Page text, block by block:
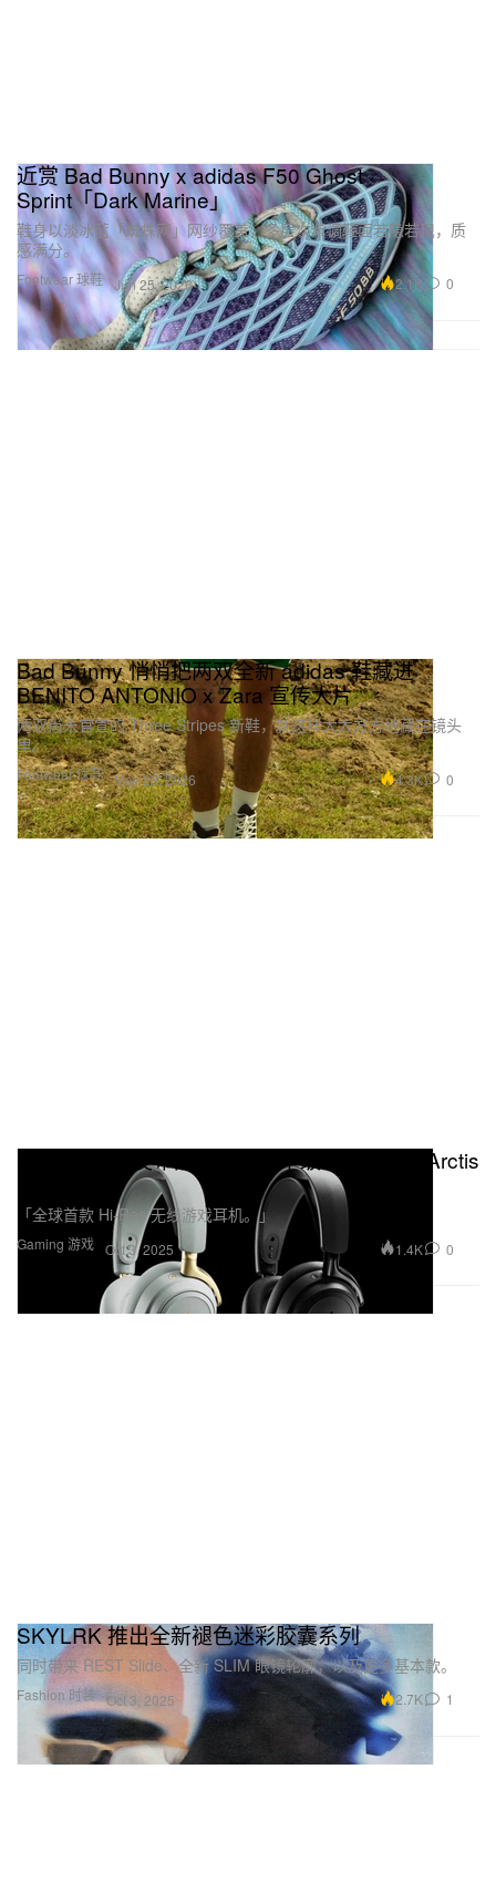
Footwear 球鞋
近赏 Bad Bunny x adidas F50 Ghost
Sprint「Dark Marine」
鞋身以淡冰蓝「蜘蛛网」网纱覆盖，多层次紫调鞋面若隐若现，质
感满分。
Jun 25, 2026 2.1K 0
Footwear 球鞋
Bad Bunny 悄悄把两双全新 adidas 鞋藏进
BENITO ANTONIO x Zara 宣传大片
两双尚未官宣的 Three Stripes 新鞋，就这样大大方方地藏在镜头
里。
May 23, 2026 4.3K 0
Gaming 游戏
SteelSeries 发布品牌首款奢华级电竞耳机「Arctis
Nova Elite」
「全球首款 Hi‑Res 无线游戏耳机。」
Oct 3, 2025 1.4K 0
Fashion 时装
SKYLRK 推出全新褪色迷彩胶囊系列
同时带来 REST Slide、全新 SLIM 眼镜轮廓，以及更多基本款。
Oct 3, 2025 2.7K 1